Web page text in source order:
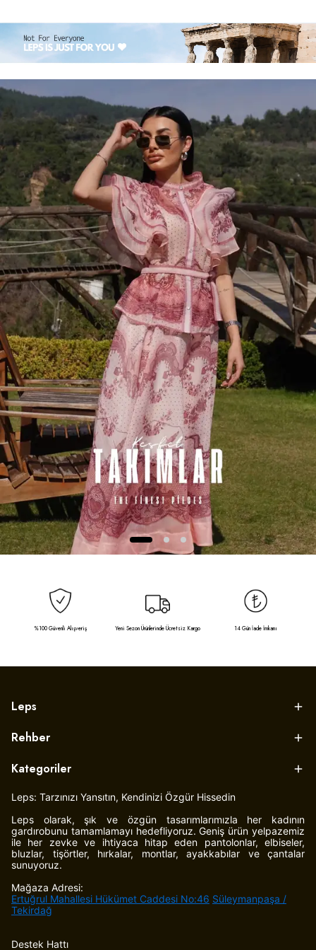
%100 Güvenli Alışveriş Yeni Sezon Ürünlerinde Ücretsiz Kargo 14 Gün İade İmkanı
Leps
Rehber
Kategoriler
Leps: Tarzınızı Yansıtın, Kendinizi Özgür Hissedin
Leps olarak, şık ve özgün tasarımlarımızla her kadının
gardırobunu tamamlamayı hedefliyoruz. Geniş ürün yelpazemiz
ile her zevke ve ihtiyaca hitap eden pantolonlar, elbiseler,
bluzlar, tişörtler, hırkalar, montlar, ayakkabılar ve çantalar
sunuyoruz.
Mağaza Adresi:
Ertuğrul Mahallesi Hükümet Caddesi No:46 Süleymanpaşa /
Tekirdağ
Destek Hattı